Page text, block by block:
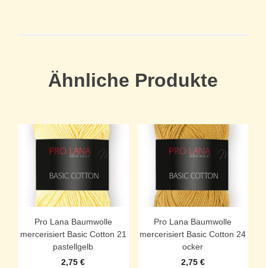
Ähnliche Produkte
Pro Lana Baumwolle
mercerisiert Basic Cotton 21
pastellgelb
2,75€
Pro Lana Baumwolle
mercerisiert Basic Cotton 24
ocker
2,75 €